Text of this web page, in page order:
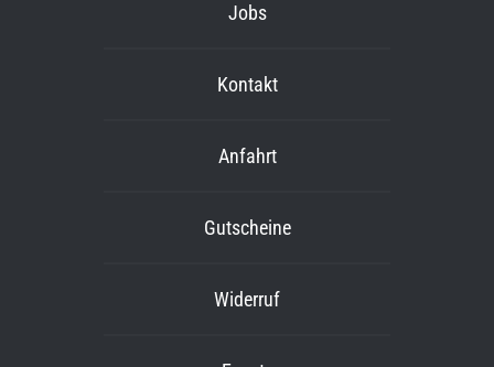
Jobs
Kontakt
Anfahrt
Gutscheine
Widerruf